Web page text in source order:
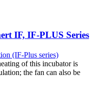
IF, IF-PLUS Series
(IF-Plus series)
of this incubator is
the fan can also be